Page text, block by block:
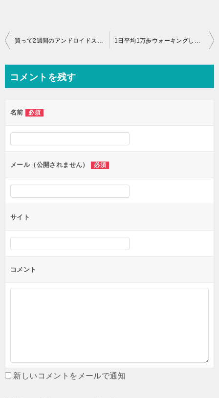
投
ビ
ー
シ
ョ
ン
買って2週間のアンドロイドスマホの電源が入らなくなり工場送りになった話 電源が入らないときに試したい方法 1日平均1万歩ウォーキングしたらどれだけ痩せるのか試してみた(詳細データあり)
コメントを残す
名前 必須
メール（公開されません） 必須
サイト
コメント
新しいコメントをメールで通知